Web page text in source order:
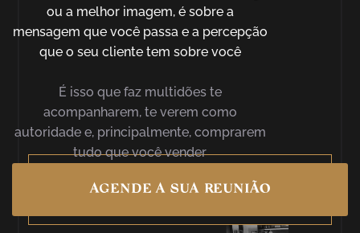
ou a melhor imagem, é sobre a
mensagem que você passa e a percepção
que o seu cliente tem sobre você
É isso que faz multidões te
acompanharem, te verem como
autoridade e, principalmente, comprarem
tudo que você vender
AGENDE A SUA REUNIÃO